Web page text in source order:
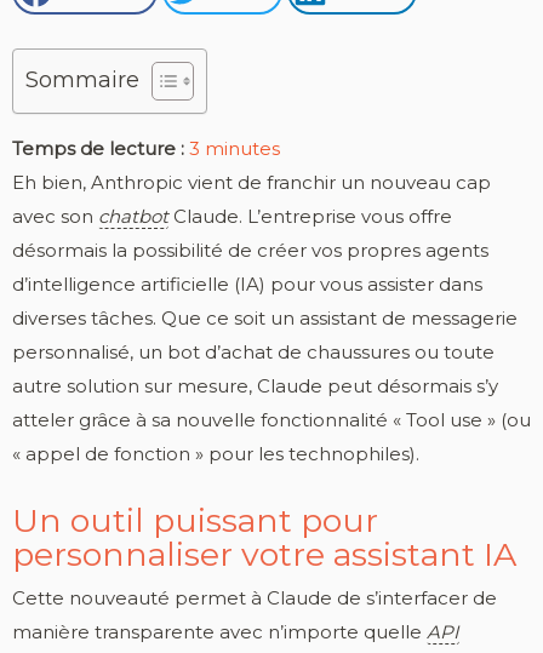
Sommaire
Temps de lecture : 3 minutes
Eh bien, Anthropic vient de franchir un nouveau cap
avec son chatbotClaude. L’entreprise vous offre
désormais la possibilité de créer vos propres agents
d’intelligence artificielle (IA) pour vous assister dans
diverses tâches. Que ce soit un assistant de messagerie
personnalisé, un bot d’achat de chaussures ou toute
autre solution sur mesure, Claude peut désormais s’y
atteler grâce à sa nouvelle fonctionnalité « Tool use » (ou
« appel de fonction » pour les technophiles).
Un outil puissant pour
personnaliser votre assistant IA
Cette nouveauté permet à Claude de s’interfacer de
manière transparente avec n’importe quelle API